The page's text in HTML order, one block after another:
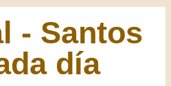
- Santos
día